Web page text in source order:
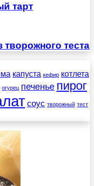
тарт
теста
капуста кефир котлета
огурец печенье пирог
соус творожный тест